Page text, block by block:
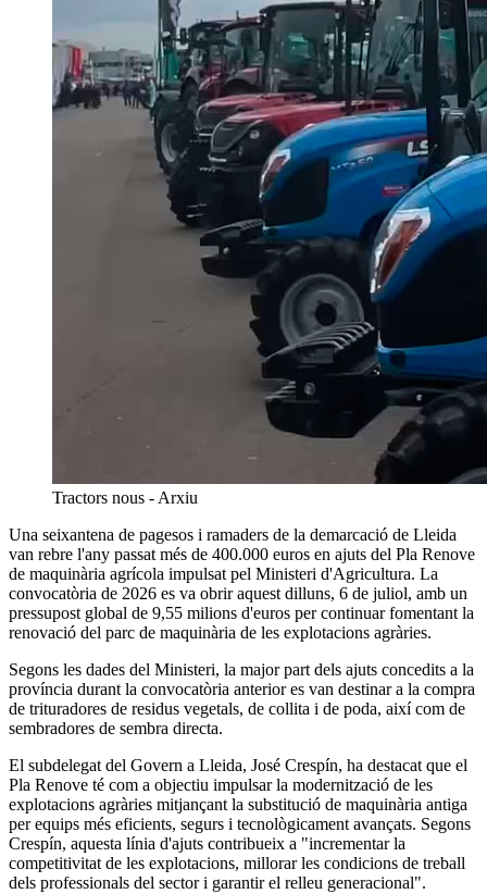
Tractors nous - Arxiu
Una seixantena de pagesos i ramaders de la demarcació de Lleida
van rebre l'any passat més de 400.000 euros en ajuts del Pla Renove
de maquinària agrícola impulsat pel Ministeri d'Agricultura. La
convocatòria de 2026 es va obrir aquest dilluns, 6 de juliol, amb un
pressupost global de 9,55 milions d'euros per continuar fomentant la
renovació del parc de maquinària de les explotacions agràries.
Segons les dades del Ministeri, la major part dels ajuts concedits a la
província durant la convocatòria anterior es van destinar a la compra
de trituradores de residus vegetals, de collita i de poda, així com de
sembradores de sembra directa.
El subdelegat del Govern a Lleida, José Crespín, ha destacat que el
Pla Renove té com a objectiu impulsar la modernització de les
explotacions agràries mitjançant la substitució de maquinària antiga
per equips més eficients, segurs i tecnològicament avançats. Segons
Crespín, aquesta línia d'ajuts contribueix a "incrementar la
competitivitat de les explotacions, millorar les condicions de treball
dels professionals del sector i garantir el relleu generacional".